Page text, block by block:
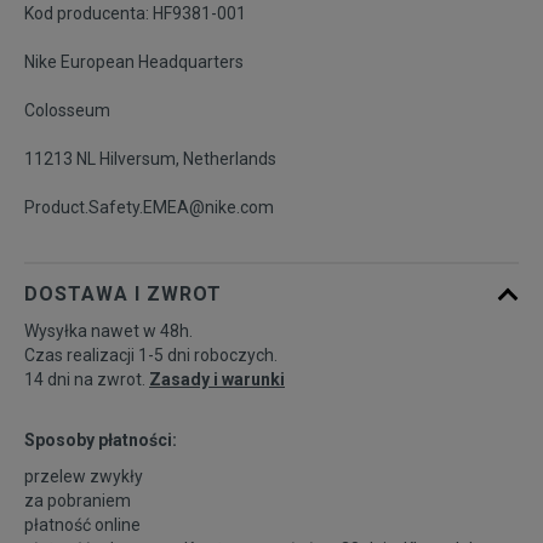
Kod producenta: HF9381-001
Nike European Headquarters
Colosseum
11213 NL Hilversum, Netherlands
Product.Safety.EMEA@nike.com
DOSTAWA I ZWROT
Wysyłka nawet w 48h.
Czas realizacji 1-5 dni roboczych.
14 dni na zwrot. Zasady i warunki
Sposoby płatności:
przelew zwykły
za pobraniem
płatność online